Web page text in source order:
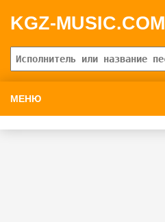
KGZ-MUSIC.COM
МЕНЮ